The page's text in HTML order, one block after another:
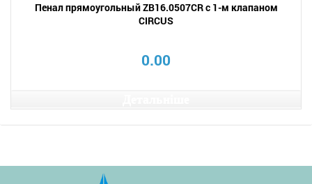
Пенал прямоугольный ZB16.0507CR с 1-м клапаном
CIRCUS
0.00